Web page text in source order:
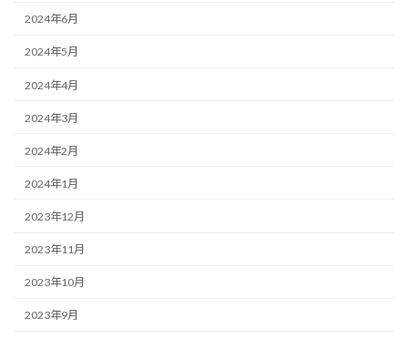
2024年6月
2024年5月
2024年4月
2024年3月
2024年2月
2024年1月
2023年12月
2023年11月
2023年10月
2023年9月